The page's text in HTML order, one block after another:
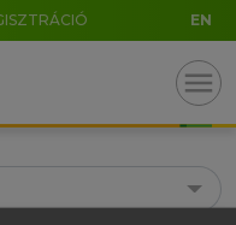
EN
menu